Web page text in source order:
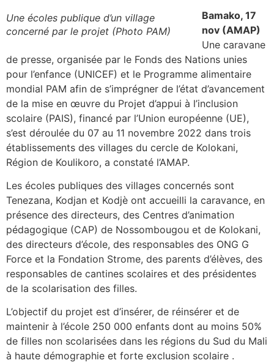
Une écoles publique d’un village
concerné par le projet (Photo PAM)
Bamako, 17
nov (AMAP)
Une caravane
de presse, organisée par le Fonds des Nations unies
pour l’enfance (UNICEF) et le Programme alimentaire
mondial PAM afin de s’imprégner de l’état d’avancement
de la mise en œuvre du Projet d’appui à l’inclusion
scolaire (PAIS), financé par l’Union européenne (UE),
s’est déroulée du 07 au 11 novembre 2022 dans trois
établissements des villages du cercle de Kolokani,
Région de Koulikoro, a constaté l’AMAP.
Les écoles publiques des villages concernés sont
Tenezana, Kodjan et Kodjè ont accueilli la caravance, en
présence des directeurs, des Centres d’animation
pédagogique (CAP) de Nossombougou et de Kolokani,
des directeurs d’école, des responsables des ONG G
Force et la Fondation Strome, des parents d’élèves, des
responsables de cantines scolaires et des présidentes
de la scolarisation des filles.
L’objectif du projet est d’insérer, de réinsérer et de
maintenir à l’école 250 000 enfants dont au moins 50%
de filles non scolarisées dans les régions du Sud du Mali
à haute démographie et forte exclusion scolaire .